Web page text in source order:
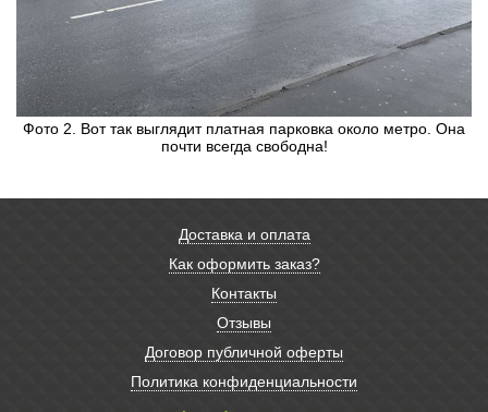
Фото 2. Вот так выглядит платная парковка около метро. Она
почти всегда свободна!
Доставка и оплата
Как оформить заказ?
Контакты
Отзывы
Договор публичной оферты
Политика конфиденциальности